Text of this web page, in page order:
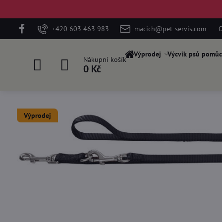
+420 603 463 983 macich@pet-servis.com
Nákupní košík
0 Kč
Výprodej Výcvik psů
Výprodej